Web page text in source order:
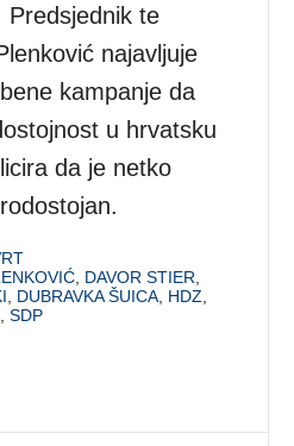
Predsjednik te
najavljuje
kampanje da
u hrvatsku
da je netko
DAVOR STIER
DUBRAVKA ŠUICA HDZ
,SDP